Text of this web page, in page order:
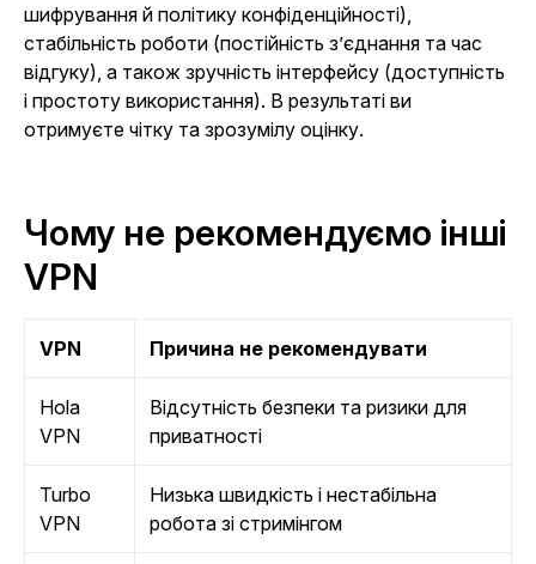
шифрування й політику конфіденційності),
стабільність роботи (постійність з’єднання та час
відгуку), а також зручність інтерфейсу (доступність
і простоту використання). В результаті ви
отримуєте чітку та зрозумілу оцінку.
Чому не рекомендуємо інші
VPN
VPN Причина не рекомендувати
Hola
VPN
Відсутність безпеки та ризики для
приватності
Turbo
VPN
Низька швидкість і нестабільна
робота зі стримінгом